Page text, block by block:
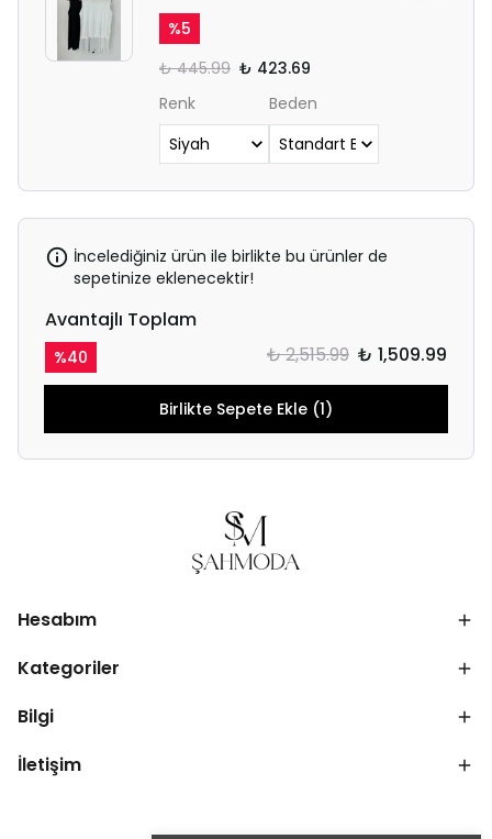
%5
₺ 445.99 ₺ 423.69
Renk
Beden
İncelediğiniz ürün ile birlikte bu ürünler de
sepetinize eklenecektir!
Avantajlı Toplam
%40 ₺ 2,515.99 ₺ 1,509.99
Birlikte Sepete Ekle (1)
Hesabım
Kategoriler
Bilgi
İletişim